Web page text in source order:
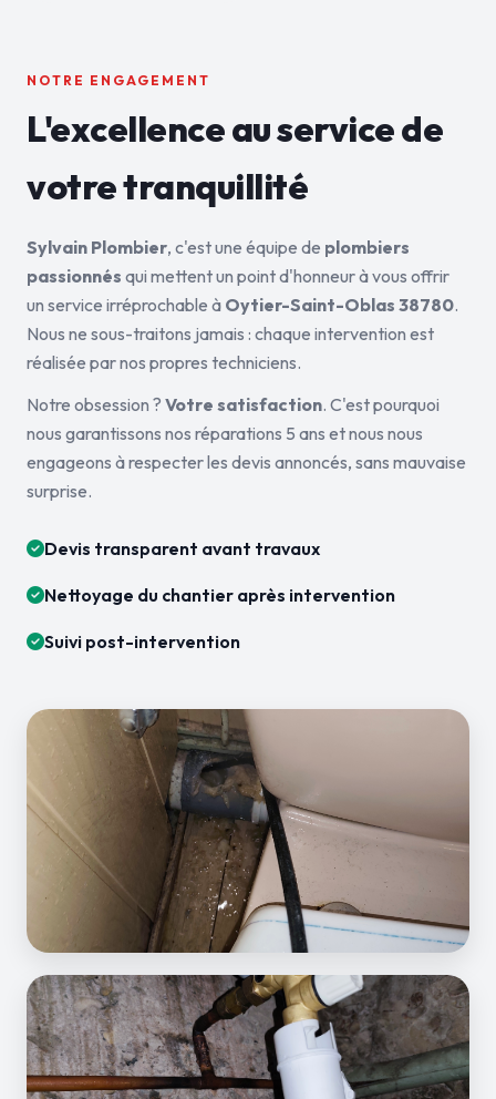
NOTRE ENGAGEMENT
L'excellence au service de
votre tranquillité
Sylvain Plombier, c'est une équipe de plombiers
passionnés qui mettent un point d'honneur à vous offrir
un service irréprochable à Oytier-Saint-Oblas 38780.
Nous ne sous-traitons jamais : chaque intervention est
réalisée par nos propres techniciens.
Notre obsession ? Votre satisfaction. C'est pourquoi
nous garantissons nos réparations 5 ans et nous nous
engageons à respecter les devis annoncés, sans mauvaise
surprise.
Devis transparent avant travaux
Nettoyage du chantier après intervention
Suivi post-intervention